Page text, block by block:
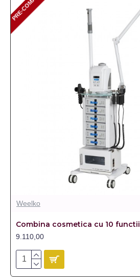
PRE-COMANDA
Weelko
Combina cosmetica cu 10 functii
9.110,00